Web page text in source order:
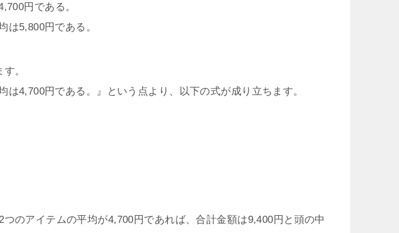
円である。
は5,800円である。
。
は4,700円である。』という点より、以下の式が成り立ちます。
のアイテムの平均が4,700円であれば、合計金額は9,400円と頭の中